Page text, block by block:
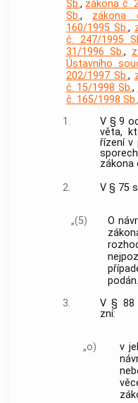
Sb., zákona č.
Sb., zákona
160/1995 Sb.,
č. 247/1995
31/1996 Sb.,
Ústavního
202/1997 Sb.,
č. 15/1998 Sb.,
č. 165/1998 Sb.
1.
V § 9
věta,
řízení v
zákona
2.
V § 75
„(5)
O
3.
V § 88
zní:
„o)
v